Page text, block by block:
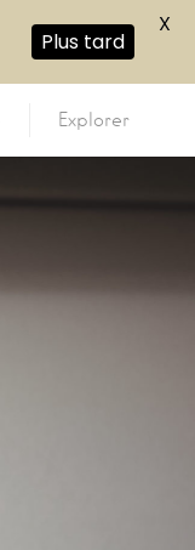
Explorer
Plus tard
X